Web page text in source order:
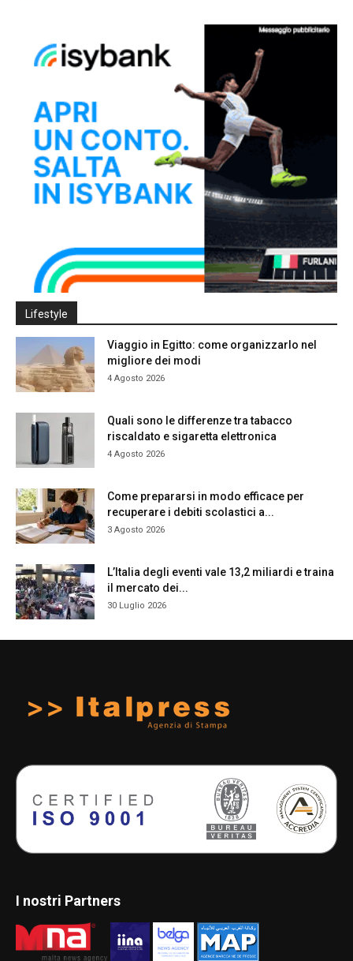
Lifestyle
Viaggio in Egitto: come organizzarlo nel
migliore dei modi
4 Agosto 2026
Quali sono le differenze tra tabacco
riscaldato e sigaretta elettronica
4 Agosto 2026
Come prepararsi in modo efficace per
recuperare i debiti scolastici a...
3 Agosto 2026
L’Italia degli eventi vale 13,2 miliardi e traina
il mercato dei...
30 Luglio 2026
I nostri Partners